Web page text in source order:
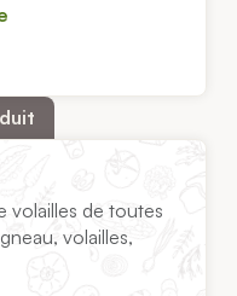
volailles de toutes
volailles,